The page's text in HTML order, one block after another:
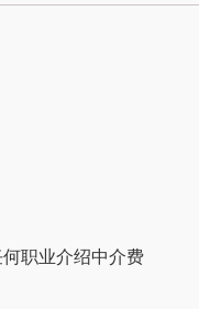
职业介绍中介费